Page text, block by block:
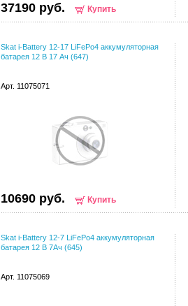
37190 руб. Купить
Skat i-Battery 12-17 LiFePo4 аккумуляторная
батарея 12 В 17 Ач (647)
Арт. 11075071
10690 руб. Купить
Skat i-Battery 12-7 LiFePo4 аккумуляторная
батарея 12 В 7Ач (645)
Арт. 11075069